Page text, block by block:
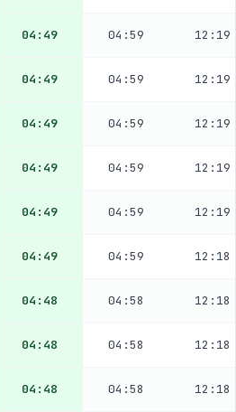
04:49 04:59 12:19
04:49 04:59 12:19
04:49 04:59 12:19
04:49 04:59 12:19
04:49 04:59 12:19
04:49 04:59 12:18
04:48 04:58 12:18
04:48 04:58 12:18
04:48 04:58 12:18